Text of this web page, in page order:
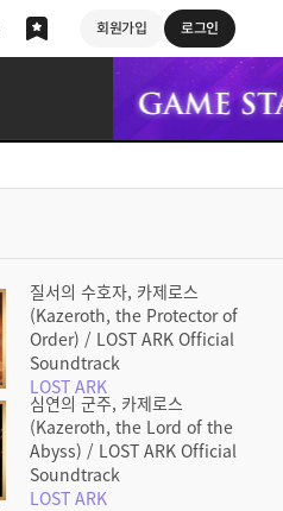
회원가입 로그인
질서의 수호자, 카제로스
(Kazeroth, the Protector of
Order) / LOST ARK Official
Soundtrack
LOST ARK
심연의 군주, 카제로스
(Kazeroth, the Lord of the
Abyss) / LOST ARK Official
Soundtrack
LOST ARK